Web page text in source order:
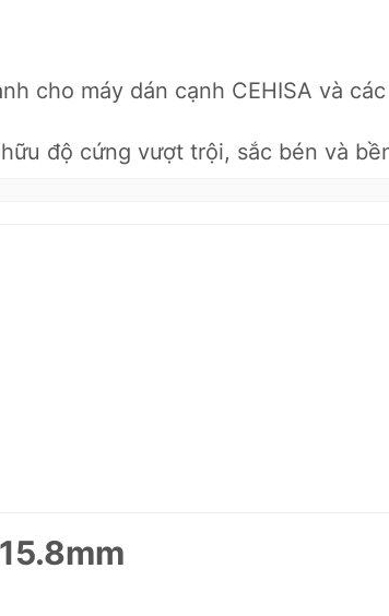
cho máy dán cạnh CEHISA và
độ cứng vượt trội, sắc bén và